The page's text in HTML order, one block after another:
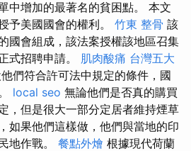
中增加的最著名的貧困點。 本文
予美國國會的權利。 竹東 整骨 該
國會組成，該法案授權該地區召集
式招聘申請。 肌肉酸痛 台灣五大
們符合許可法中規定的條件，國
local seo 無論他們是否真的購買
，但是很大一部分定居者維持煙草
如果他們這樣做，他們與當地的印
地作戰。 餐點外燴 根據現代荷蘭